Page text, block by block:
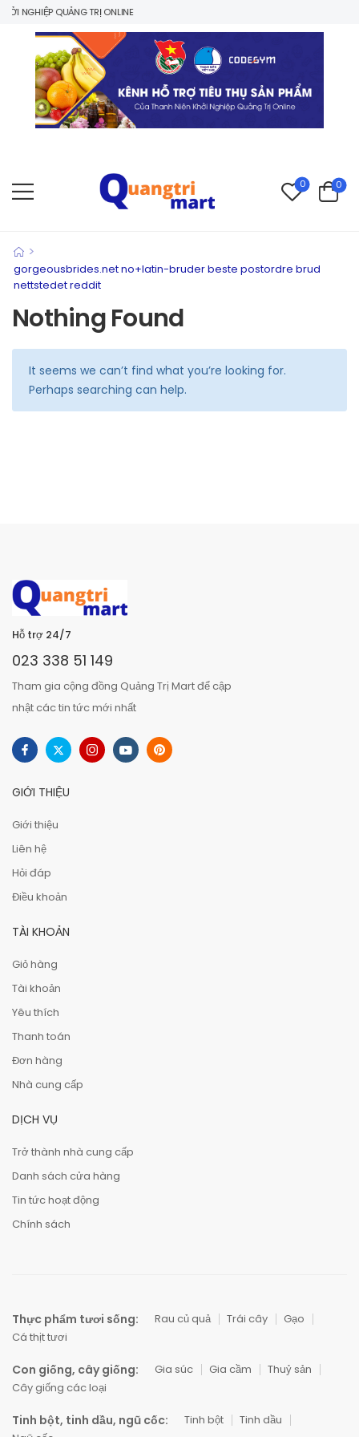
NGHIỆP QUẢNG TRỊ ONLINE
0 0
>
gorgeousbrides.net no+latin-bruder beste postordre brud
nettstedet reddit
Nothing Found
It seems we can’t find what you’re looking for.
Perhaps searching can help.
Hỗ trợ 24/7
023 338 51 149
Tham gia cộng đồng Quảng Trị Mart để cập
nhật các tin tức mới nhất
GIỚI THIỆU
Giới thiệu
Liên hệ
Hỏi đáp
Điều khoản
TÀI KHOẢN
Giỏ hàng
Tài khoản
Yêu thích
Thanh toán
Đơn hàng
Nhà cung cấp
DỊCH VỤ
Trở thành nhà cung cấp
Danh sách cửa hàng
Tin tức hoạt động
Chính sách
Thực phẩm tươi sống: Rau củ quả Trái cây
Gạo
Cá thịt tươi
Con giống, cây giống: Gia súc Gia cầm
Thuỷ sản
Cây giống các loại
Tinh bột, tinh dầu, ngũ cốc: Tinh bột
Tinh dầu